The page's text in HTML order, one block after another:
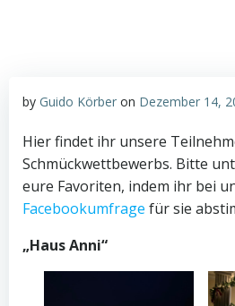
by Guido Körber on Dezember 14,
Hier findet ihr unsere
Schmückwettbewerbs. Bitte
eure Favoriten, indem ihr bei
Facebookumfrage für sie
„Haus Anni“